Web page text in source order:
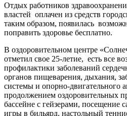
Отдых работников
властей оплачен из средств
таким образом, появилась
поправить здоровье бесплатно.
В оздоровительном центре
отметил свое 25-летие, есть все
профилактики заболеваний
органов пищеварения, дыхания,
системы и опорно-двигательного
продолжением оздоровительных
бассейне с гейзерами, посещение
игры в бильярд, настольный